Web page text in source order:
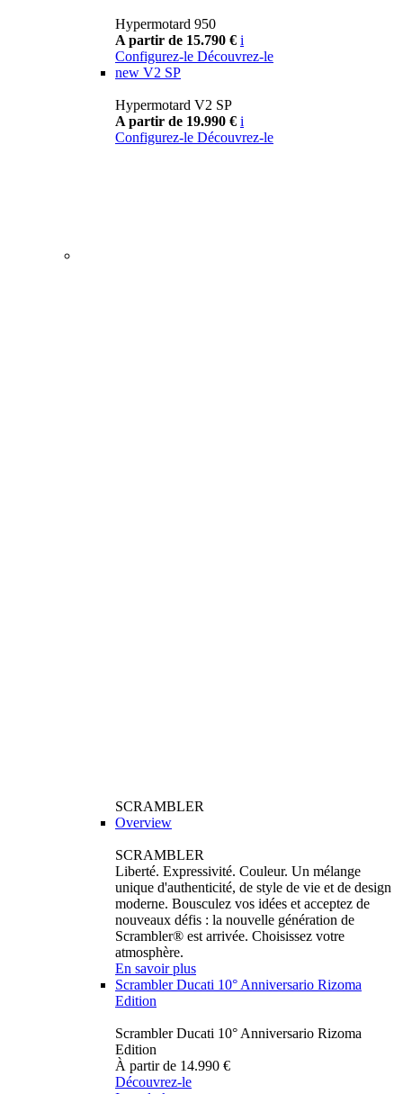
Hypermotard 950
A partir de 15.790 € i
Configurez-le Découvrez-le
new V2 SP
Hypermotard V2 SP
A partir de 19.990 € i
Configurez-le Découvrez-le
SCRAMBLER
Overview
SCRAMBLER
Liberté. Expressivité. Couleur. Un mélange
unique d'authenticité, de style de vie et de design
moderne. Bousculez vos idées et acceptez de
nouveaux défis : la nouvelle génération de
Scrambler® est arrivée. Choisissez votre
atmosphère.
En savoir plus
Scrambler Ducati 10° Anniversario Rizoma
Edition
Scrambler Ducati 10° Anniversario Rizoma
Edition
À partir de 14.990 €
Découvrez-le